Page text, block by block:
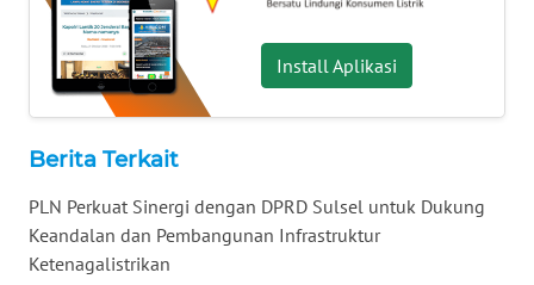
Install Aplikasi
Berita Terkait
PLN Perkuat Sinergi dengan DPRD Sulsel untuk Dukung
Keandalan dan Pembangunan Infrastruktur
Ketenagalistrikan
WN
BENGKULU
LAMPUNG
WN
JATENG